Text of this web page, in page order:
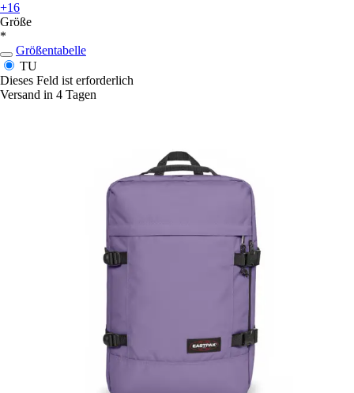
+16
Größe
*
Größentabelle
TU
Dieses Feld ist erforderlich
Versand in 4 Tagen